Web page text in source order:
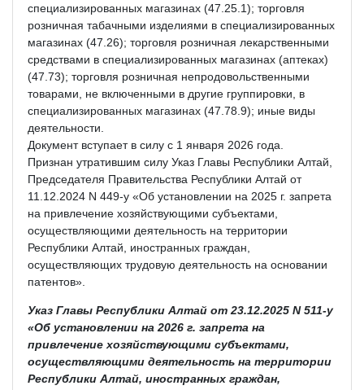
специализированных магазинах (47.25.1); торговля
розничная табачными изделиями в специализированных
магазинах (47.26); торговля розничная лекарственными
средствами в специализированных магазинах (аптеках)
(47.73); торговля розничная непродовольственными
товарами, не включенными в другие группировки, в
специализированных магазинах (47.78.9); иные виды
деятельности.
Документ вступает в силу с 1 января 2026 года.
Признан утратившим силу Указ Главы Республики Алтай,
Председателя Правительства Республики Алтай от
11.12.2024 N 449-у «Об установлении на 2025 г. запрета
на привлечение хозяйствующими субъектами,
осуществляющими деятельность на территории
Республики Алтай, иностранных граждан,
осуществляющих трудовую деятельность на основании
патентов».
Указ Главы Республики Алтай от 23.12.2025 N 511-у
«Об установлении на 2026 г. запрета на
привлечение хозяйствующими субъектами,
осуществляющими деятельность на территории
Республики Алтай, иностранных граждан,